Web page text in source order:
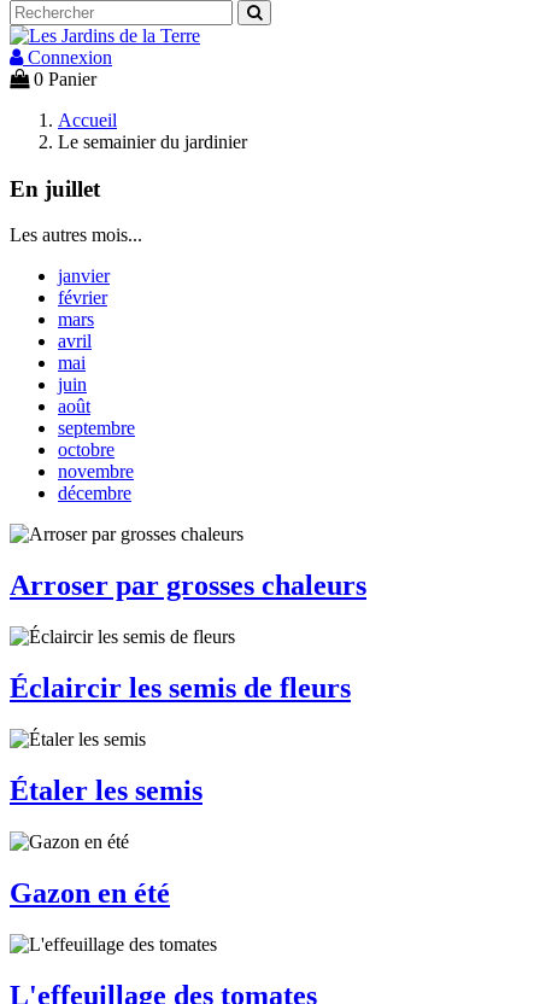
Connexion
0 Panier
Accueil
Le semainier du jardinier
En juillet
Les autres mois...
janvier
février
mars
avril
mai
juin
août
septembre
octobre
novembre
décembre
Arroser par grosses chaleurs
Éclaircir les semis de fleurs
Étaler les semis
Gazon en été
L'effeuillage des tomates